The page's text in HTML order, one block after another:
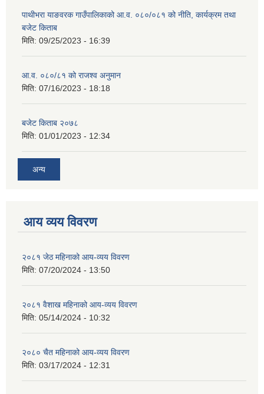
पाथीभरा याङवरक गाउँपालिकाको आ.व. ०८०/०८१ को नीति, कार्यक्रम तथा
बजेट किताब
मिति: 09/25/2023 - 16:39
आ.व. ०८०/८१ को राजश्व अनुमान
मिति: 07/16/2023 - 18:18
बजेट किताब २०७८
मिति: 01/01/2023 - 12:34
अन्य
आय व्यय विवरण
२०८१ जेठ महिनाको आय-व्यय विवरण
मिति: 07/20/2024 - 13:50
२०८१ वैशाख महिनाको आय-व्यय विवरण
मिति: 05/14/2024 - 10:32
२०८० चैत महिनाको आय-व्यय विवरण
मिति: 03/17/2024 - 12:31